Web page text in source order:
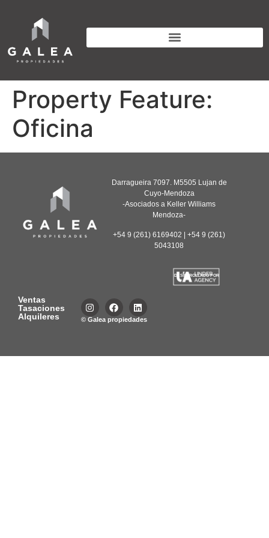
Property Feature:
Oficina
Darragueira 7097. M5505 Lujan de
Cuyo-Mendoza
-Asociados a Keller Williams
Mendoza-
+54 9 (261) 6169402 | +54 9 (261)
5043108
Ventas
Tasaciones
Alquileres
© Galea propiedades
DESARROLLADO POR